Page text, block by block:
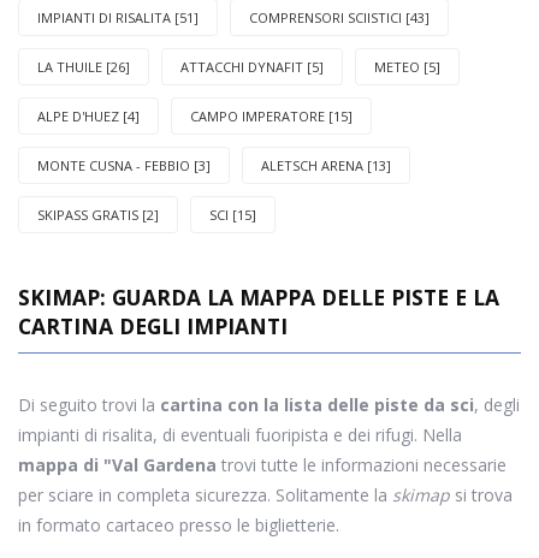
IMPIANTI DI RISALITA [51] COMPRENSORI SCIISTICI [43]
LA THUILE [26] ATTACCHI DYNAFIT [5] METEO [5]
ALPE D'HUEZ [4] CAMPO IMPERATORE [15]
MONTE CUSNA - FEBBIO [3] ALETSCH ARENA [13]
SKIPASS GRATIS [2] SCI [15]
SKIMAP: GUARDA LA MAPPA DELLE PISTE E LA
CARTINA DEGLI IMPIANTI
Di seguito trovi la cartina con la lista delle piste da sci, degli
impianti di risalita, di eventuali fuoripista e dei rifugi. Nella
mappa di "Val Gardena trovi tutte le informazioni necessarie
per sciare in completa sicurezza. Solitamente la skimap si trova
in formato cartaceo presso le biglietterie.